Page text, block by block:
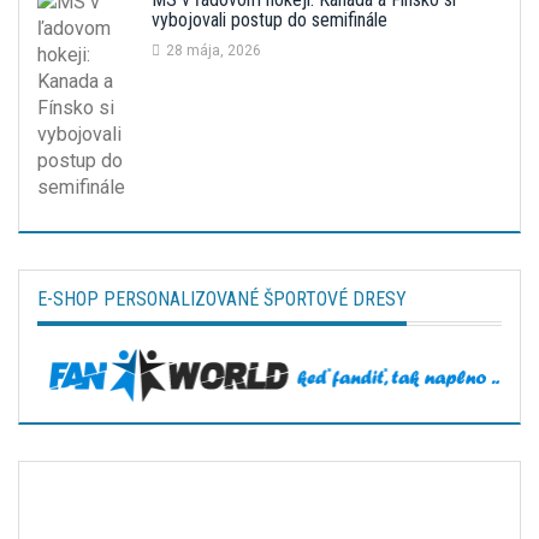
vybojovali postup do semifinále
28 mája, 2026
E-SHOP PERSONALIZOVANÉ ŠPORTOVÉ DRESY